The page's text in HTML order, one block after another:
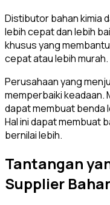
Distibutor bahan kimia
lebih cepat dan lebih
khusus yang
cepat atau lebih murah.
Perusahaan yang
memperbaiki keadaan.
dapat membuat benda
Hal ini dapat membuat
bernilai lebih.
Tantangan
Supplier